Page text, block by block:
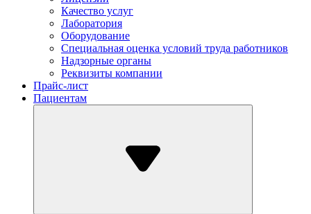
Качество услуг
Лаборатория
Оборудование
Специальная оценка условий труда работников
Надзорные органы
Реквизиты компании
Прайс-лист
Пациентам